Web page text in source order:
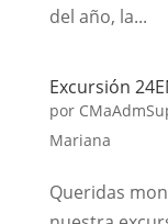
del año, la...
Excursión
por
Mariana
Queridas